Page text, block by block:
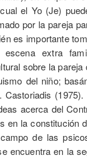
el Yo (Je)
por la pareja
es importante
extra
sobre la pareja
del niño;
Castoriadis
acerca del
en la constitución
de las
encuentra en la